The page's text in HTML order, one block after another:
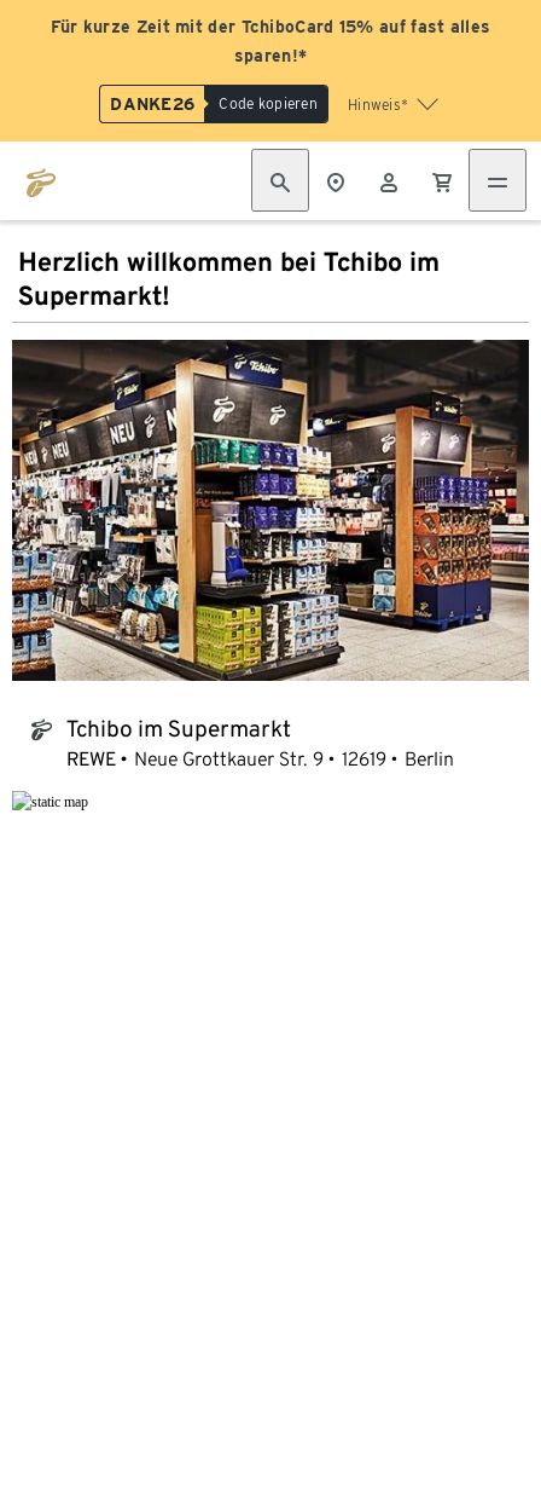
Für kurze Zeit mit der TchiboCard 15% auf fast alles
sparen!*
DANKE26 Code kopieren Hinweis*
Herzlich willkommen bei Tchibo im
Supermarkt!
tchibo_logo Tchibo im Supermarkt
REWE Neue Grottkauer Str. 9 12619 Berlin